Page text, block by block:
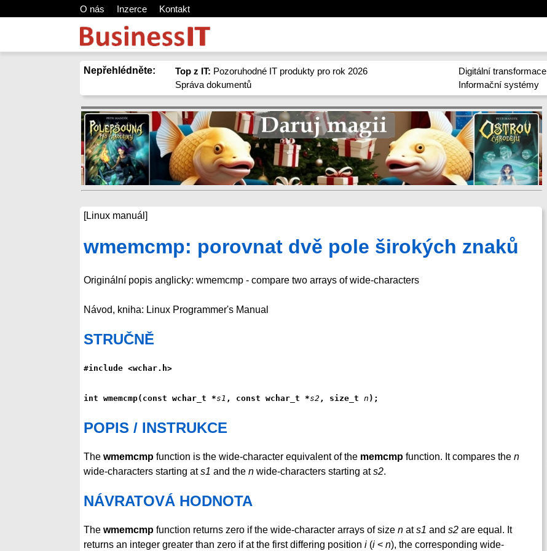
O nás Inzerce Kontakt
Nepřehlédněte: Top z IT: Pozoruhodné IT produkty pro rok 2026
Správa dokumentů
Digitální transformace
Informační systémy
[Linux manuál]
wmemcmp: porovnat dvě pole širokých znaků
Originální popis anglicky: wmemcmp - compare two arrays of wide-characters
Návod, kniha: Linux Programmer's Manual
STRUČNĚ
#include <wchar.h>
int wmemcmp(const wchar_t *s1 , const wchar_t *s2 , size_t n );
POPIS / INSTRUKCE
The wmemcmp function is the wide-character equivalent of the memcmp function. It compares the n
wide-characters starting ats1 and the n wide-characters starting ats2.
NÁVRATOVÁ HODNOTA
The wmemcmp function returns zero if the wide-character arrays of size n ats1 and s2 are equal. It
returns an integer greater than zero if at the first differing position i (i < n), the corresponding wide-